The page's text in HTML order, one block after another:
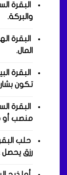
البقرة
والبركة.
البقرة
المال.
البقرة
تكون
البقرة
منصب أو
حلب
رزق يحصل